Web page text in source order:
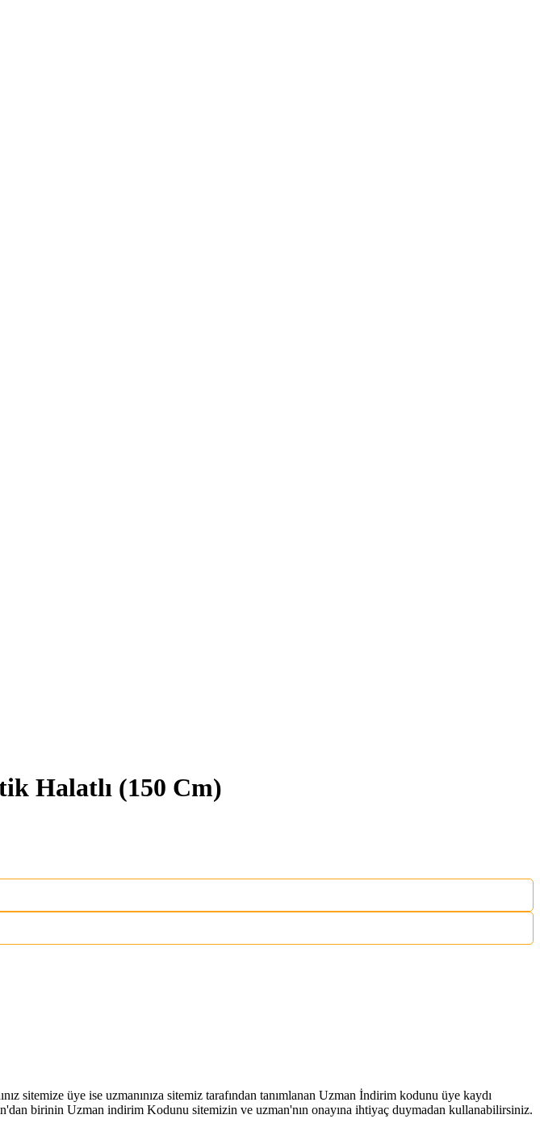
Halatlı (150 Cm)
sitemize üye ise uzmanınıza sitemiz tarafından tanımlanan Uzman İndirim kodunu üye kaydı
birinin Uzman indirim Kodunu sitemizin ve uzman'nın onayına ihtiyaç duymadan kullanabilirsiniz.